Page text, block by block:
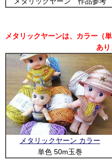
メタリックヤーンは、カラー（
あり
メタリックヤーン カラー
単色 50m玉巻